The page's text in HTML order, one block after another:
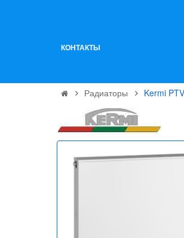
КОНТАКТЫ
Радиаторы Kermi